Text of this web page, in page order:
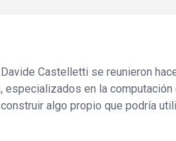
Castelletti se reunieron
en la
algo propio que podría